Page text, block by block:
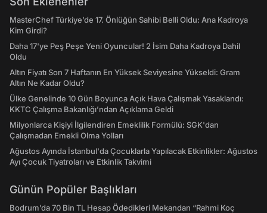
MasterChef Türkiye’de 17. Önlüğün Sahibi Belli Oldu: Ana Kadroya
Kim Girdi?
Daha 17'ye Peş Peşe Yeni Oyuncular! 2 İsim Daha Kadroya Dahil
Oldu
Altın Fiyatı Son 7 Haftanın En Yüksek Seviyesine Yükseldi: Gram
Altın Ne Kadar Oldu?
Ülke Genelinde 10 Gün Boyunca Açık Hava Çalışmak Yasaklandı:
KKTC Çalışma Bakanlığı’ndan Açıklama Geldi
Milyonlarca Kişiyi İlgilendiren Emeklilik Formülü: SGK'dan
Çalışmadan Emekli Olma Yolları
Ağustos Ayında İstanbul'da Çocuklarla Yapılacak Etkinlikler: Ağustos
Ayı Çocuk Tiyatroları ve Etkinlik Takvimi
Günün Popüler Başlıkları
Bodrum’da 70 Bin TL Hesap Ödedikleri Mekandan “Rahmi Koç